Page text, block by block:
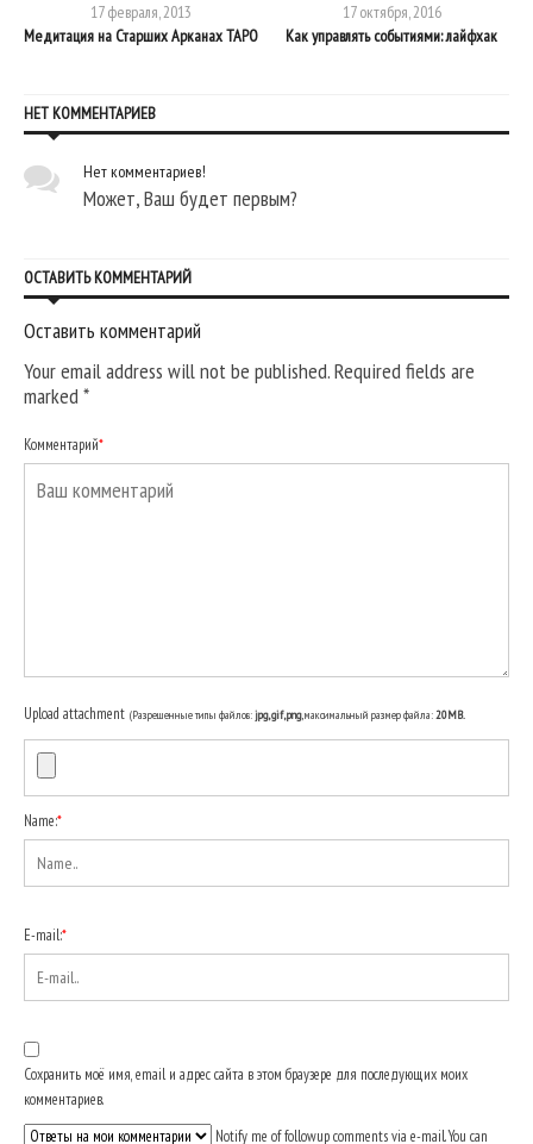
17 февраля, 2013
Медитация на Старших Арканах ТАРО
17 октября, 2016
Как управлять событиями: лайфхак
НЕТ КОММЕНТАРИЕВ
Нет комментариев!
Может, Ваш будет первым?
ОСТАВИТЬ КОММЕНТАРИЙ
Оставить комментарий
Your email address will not be published. Required fields are
marked*
Комментарий*
Upload attachment (Разрешенные типы файлов:jpg, gif, png, максимальный размер файла:20MB.
Name:*
E-mail:*
Сохранить моё имя, email и адрес сайта в этом браузере для последующих моих
комментариев.
Notify me of followup comments via e-mail. You can